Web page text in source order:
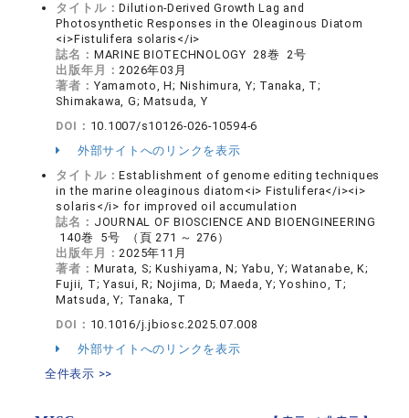
タイトル：Dilution-Derived Growth Lag and
Photosynthetic Responses in the Oleaginous Diatom
<i>Fistulifera solaris</i>
誌名： MARINE BIOTECHNOLOGY 28巻 2号
出版年月：2026年03月
著者： Yamamoto, H; Nishimura, Y; Tanaka, T;
Shimakawa, G; Matsuda, Y
DOI： 10.1007/s10126-026-10594-6
外部サイトへのリンクを表示
タイトル：Establishment of genome editing techniques
in the marine oleaginous diatom<i> Fistulifera</i><i>
solaris</i> for improved oil accumulation
誌名： JOURNAL OF BIOSCIENCE AND BIOENGINEERING
140巻 5号 （頁 271 ～ 276）
出版年月：2025年11月
著者： Murata, S; Kushiyama, N; Yabu, Y; Watanabe, K;
Fujii, T; Yasui, R; Nojima, D; Maeda, Y; Yoshino, T;
Matsuda, Y; Tanaka, T
DOI： 10.1016/j.jbiosc.2025.07.008
外部サイトへのリンクを表示
全件表示 >>